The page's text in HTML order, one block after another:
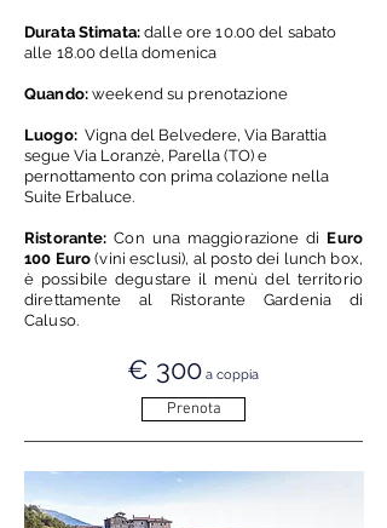
Durata Stimata:dalle ore 10.00 del sabato
alle 18.00 della domenica
Quando:weekend su prenotazione
Luogo:Vigna del Belvedere, Via Barattia
segue Via Loranzè, Parella (TO) e
pernottamento con prima colazione nella
Suite Erbaluce.
Ristorante: Con una maggiorazione di Euro
100 Euro (vini esclusi), al posto dei lunch box,
è possibile degustare il menù del territorio
direttamente al Ristorante Gardenia di
Caluso.
€ 300 a coppia
Prenota